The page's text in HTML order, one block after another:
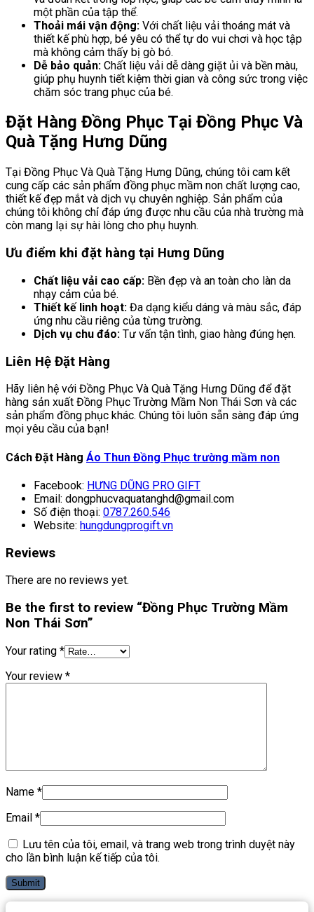
một phần của tập thể.
Thoải mái vận động: Với chất liệu vải thoáng mát và
thiết kế phù hợp, bé yêu có thể tự do vui chơi và học tập
mà không cảm thấy bị gò bó.
Dễ bảo quản: Chất liệu vải dễ dàng giặt ủi và bền màu,
giúp phụ huynh tiết kiệm thời gian và công sức trong việc
chăm sóc trang phục của bé.
Đặt Hàng Đồng Phục Tại Đồng Phục Và
Quà Tặng Hưng Dũng
Tại Đồng Phục Và Quà Tặng Hưng Dũng, chúng tôi cam kết
cung cấp các sản phẩm đồng phục mầm non chất lượng cao,
thiết kế đẹp mắt và dịch vụ chuyên nghiệp. Sản phẩm của
chúng tôi không chỉ đáp ứng được nhu cầu của nhà trường mà
còn mang lại sự hài lòng cho phụ huynh.
Ưu điểm khi đặt hàng tại Hưng Dũng
Chất liệu vải cao cấp: Bền đẹp và an toàn cho làn da
nhạy cảm của bé.
Thiết kế linh hoạt: Đa dạng kiểu dáng và màu sắc, đáp
ứng nhu cầu riêng của từng trường.
Dịch vụ chu đáo: Tư vấn tận tình, giao hàng đúng hẹn.
Liên Hệ Đặt Hàng
Hãy liên hệ với Đồng Phục Và Quà Tặng Hưng Dũng để đặt
hàng sản xuất Đồng Phục Trường Mầm Non Thái Sơn và các
sản phẩm đồng phục khác. Chúng tôi luôn sẵn sàng đáp ứng
mọi yêu cầu của bạn!
Cách Đặt Hàng Áo Thun Đồng Phục trường mầm non
Facebook: HƯNG DŨNG PRO GIFT
Email: dongphucvaquatanghd@gmail.com
Số điện thoại: 0787.260.546
Website: hungdungprogift.vn
Reviews
There are no reviews yet.
Be the first to review “Đồng Phục Trường Mầm
Non Thái Sơn”
Your rating *
Your review *
Name *
Email *
Lưu tên của tôi, email, và trang web trong trình duyệt này
cho lần bình luận kế tiếp của tôi.